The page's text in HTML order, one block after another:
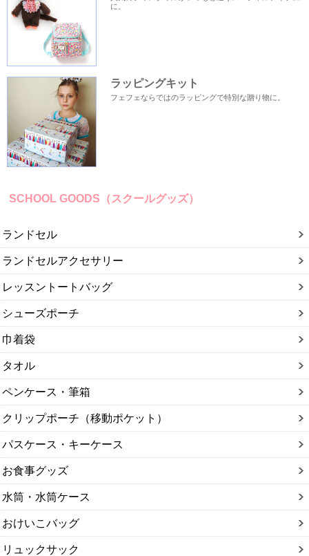
に。
ラッピングキット
フェフェならではのラッピングで特別な贈り物に。
SCHOOL GOODS（スクールグッズ）
ランドセル
ランドセルアクセサリー
レッスントートバッグ
シューズポーチ
巾着袋
タオル
ペンケース・筆箱
クリップポーチ（移動ポケット）
パスケース・キーケース
お食事グッズ
水筒・水筒ケース
おけいこバッグ
リュックサック